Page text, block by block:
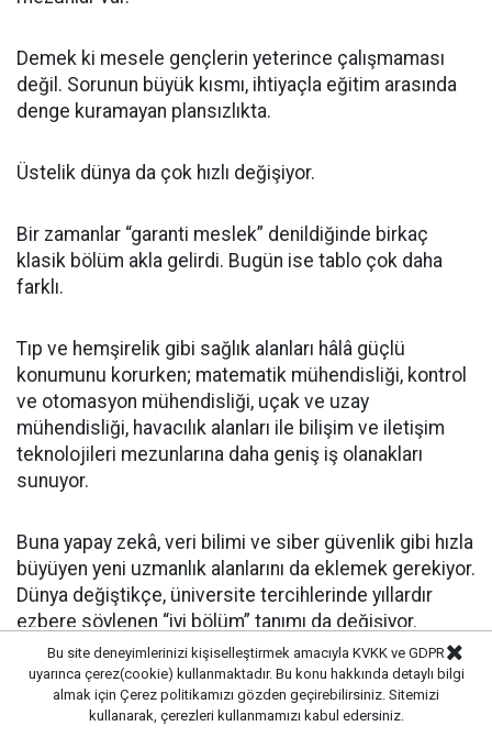
Demek ki mesele gençlerin yeterince çalışmaması
değil. Sorunun büyük kısmı, ihtiyaçla eğitim arasında
denge kuramayan plansızlıkta.
Üstelik dünya da çok hızlı değişiyor.
Bir zamanlar “garanti meslek” denildiğinde birkaç
klasik bölüm akla gelirdi. Bugün ise tablo çok daha
farklı.
Tıp ve hemşirelik gibi sağlık alanları hâlâ güçlü
konumunu korurken; matematik mühendisliği, kontrol
ve otomasyon mühendisliği, uçak ve uzay
mühendisliği, havacılık alanları ile bilişim ve iletişim
teknolojileri mezunlarına daha geniş iş olanakları
sunuyor.
Buna yapay zekâ, veri bilimi ve siber güvenlik gibi hızla
büyüyen yeni uzmanlık alanlarını da eklemek gerekiyor.
Dünya değiştikçe, üniversite tercihlerinde yıllardır
ezbere söylenen “iyi bölüm” tanımı da değişiyor.
Bugün gençlerin önündeki en zor meselelerden biri de
Bu site deneyimlerinizi kişiselleştirmek amacıyla KVKK ve GDPR
uyarınca çerez(cookie) kullanmaktadır. Bu konu hakkında detaylı bilgi
almak için Çerez politikamızı gözden geçirebilirsiniz. Sitemizi
kullanarak, çerezleri kullanmamızı kabul edersiniz.